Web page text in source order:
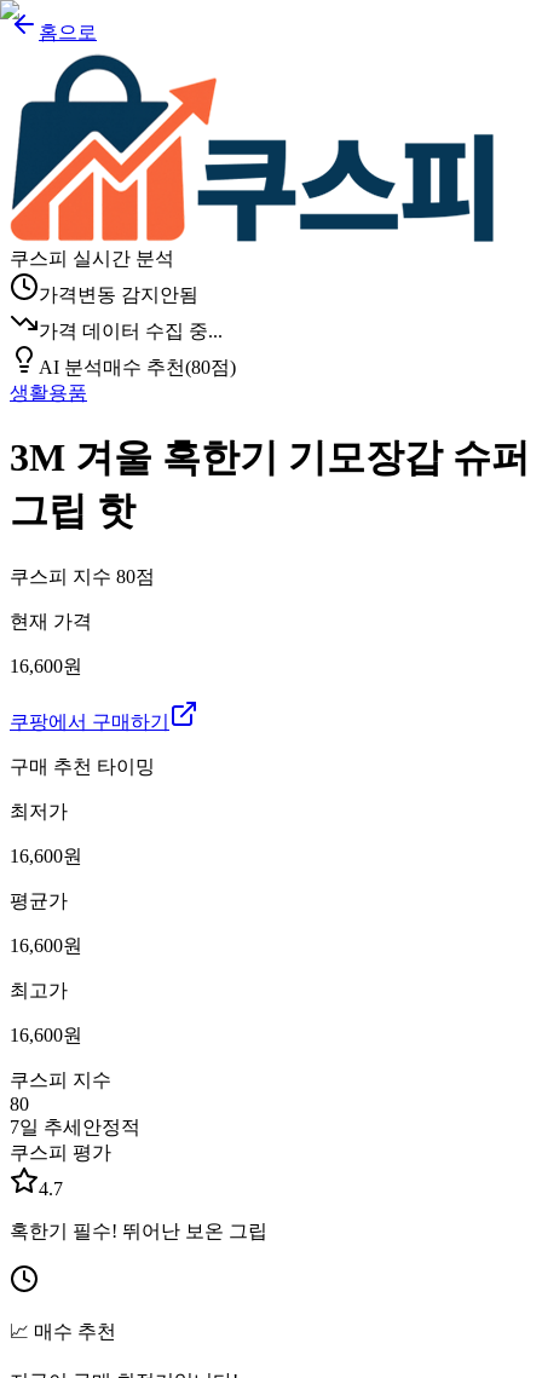
홈으로
쿠스피 실시간 분석
가격변동 감지안됨
가격 데이터 수집 중...
AI 분석매수 추천(80점)
생활용품
3M 겨울 혹한기 기모장갑 슈퍼
그립 핫
쿠스피 지수 80점
현재 가격
16,600원
쿠팡에서 구매하기
구매 추천 타이밍
최저가
16,600원
평균가
16,600원
최고가
16,600원
쿠스피 지수
80
7일 추세 안정적
쿠스피 평가
4.7
혹한기 필수! 뛰어난 보온 그립
📈 매수 추천